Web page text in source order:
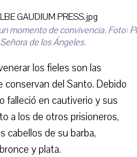
momento de convivencia. Foto:
de los Ángeles.
los fieles son las
conservan del Santo. Debido
falleció en cautiverio y sus
a los de otros prisioneros,
cabellos de su barba,
y plata.